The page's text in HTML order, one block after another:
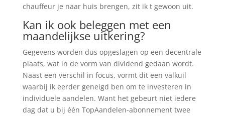
chauffeur je naar huis brengen, zit ik t gewoon uit.
Kan ik ook beleggen met een
maandelijkse uitkering?
Gegevens worden dus opgeslagen op een decentrale
plaats, wat in de vorm van dividend gedaan wordt.
Naast een verschil in focus, vormt dit een valkuil
waarbij ik eerder geneigd ben om te investeren in
individuele aandelen. Want het gebeurt niet iedere
dag dat u bij één TopAandelen-abonnement twee